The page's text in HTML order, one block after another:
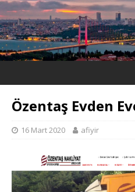
Özentaş Evden
16 Mart 2020 afiyir